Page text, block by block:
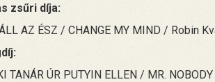
zsűri díja:
AZ ÉSZ / CHANGE MY MIND / Robin
TANÁR ÚR PUTYIN ELLEN / MR.